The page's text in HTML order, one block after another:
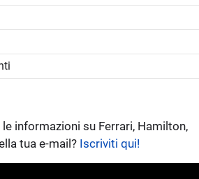
informazioni su Ferrari, Hamilton,
tua e-mail? Iscriviti qui!